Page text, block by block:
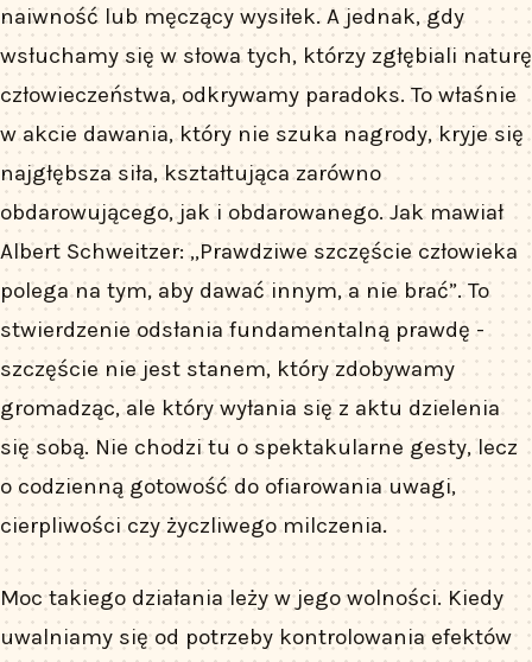
naiwność lub męczący wysiłek. A jednak, gdy
wsłuchamy się w słowa tych, którzy zgłębiali naturę
człowieczeństwa, odkrywamy paradoks. To właśnie
w akcie dawania, który nie szuka nagrody, kryje się
najgłębsza siła, kształtująca zarówno
obdarowującego, jak i obdarowanego. Jak mawiał
Albert Schweitzer: „Prawdziwe szczęście człowieka
polega na tym, aby dawać innym, a nie brać”. To
stwierdzenie odsłania fundamentalną prawdę -
szczęście nie jest stanem, który zdobywamy
gromadząc, ale który wyłania się z aktu dzielenia
się sobą. Nie chodzi tu o spektakularne gesty, lecz
o codzienną gotowość do ofiarowania uwagi,
cierpliwości czy życzliwego milczenia.
Moc takiego działania leży w jego wolności. Kiedy
uwalniamy się od potrzeby kontrolowania efektów